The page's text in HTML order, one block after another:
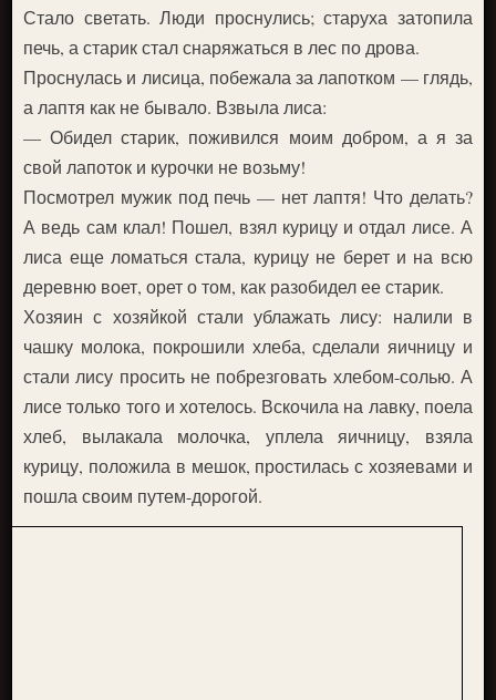
Стало светать. Люди проснулись; старуха затопила
печь, а старик стал снаряжаться в лес по дрова.
Проснулась и лисица, побежала за лапотком — глядь,
а лаптя как не бывало. Взвыла лиса:
— Обидел старик, поживился моим добром, а я за
свой лапоток и курочки не возьму!
Посмотрел мужик под печь — нет лаптя! Что делать?
А ведь сам клал! Пошел, взял курицу и отдал лисе. А
лиса еще ломаться стала, курицу не берет и на всю
деревню воет, орет о том, как разобидел ее старик.
Хозяин с хозяйкой стали ублажать лису: налили в
чашку молока, покрошили хлеба, сделали яичницу и
стали лису просить не побрезговать хлебом-солью. А
лисе только того и хотелось. Вскочила на лавку, поела
хлеб, вылакала молочка, уплела яичницу, взяла
курицу, положила в мешок, простилась с хозяевами и
пошла своим путем-дорогой.